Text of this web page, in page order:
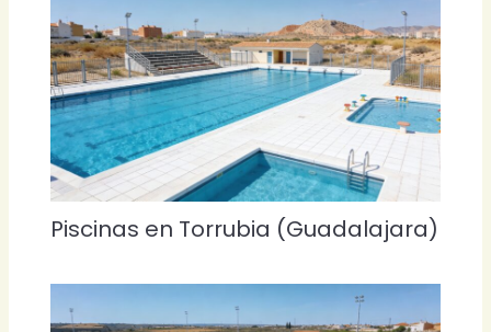
Piscinas en Torrubia (Guadalajara)